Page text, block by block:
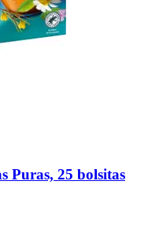
Puras, 25 bolsitas